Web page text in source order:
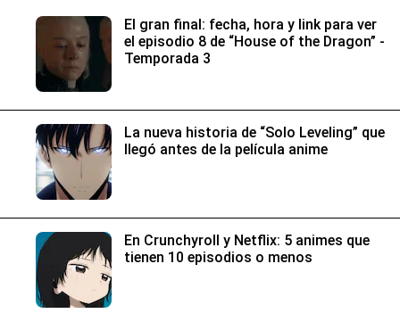
El gran final: fecha, hora y link para ver
el episodio 8 de “House of the Dragon” -
Temporada 3
La nueva historia de “Solo Leveling” que
llegó antes de la película anime
En Crunchyroll y Netflix: 5 animes que
tienen 10 episodios o menos